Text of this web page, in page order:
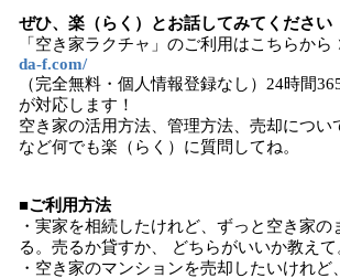
ぜひ、楽（らく）とお話してみてください
「空き家ラクチャ」のご利用はこちらから
da-f.com/
（完全無料・個人情報登録なし）24時間
が対応します！
空き家の活用方法、管理方法、売却につい
など何でも楽（らく）に質問してね。
■ご利用方法
・実家を相続したけれど、ずっと空き家の
る。売るか貸すか、 どちらがいいか教えて
・空き家のマンションを売却したいけれど